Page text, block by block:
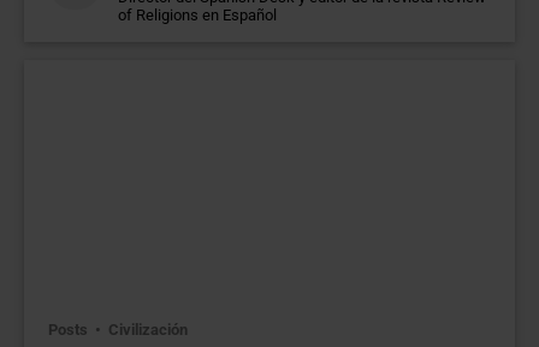
of Religions en Español
Posts Civilización